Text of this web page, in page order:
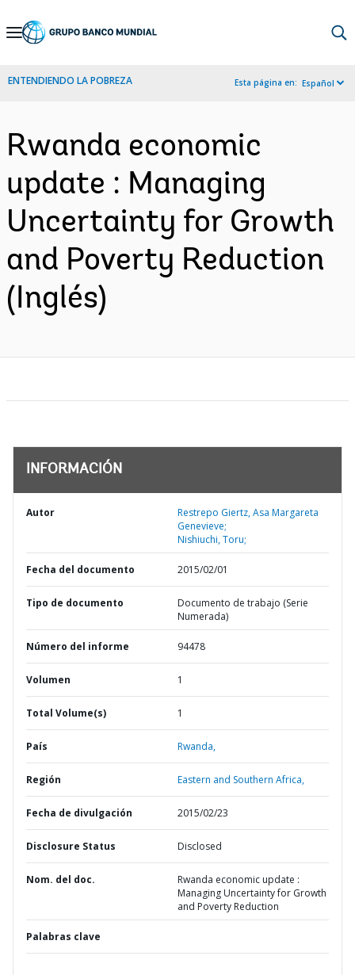
Skip
Navigation
ENTENDIENDO LA POBREZA Esta página en: Español
Rwanda economic
update : Managing
Uncertainty for Growth
and Poverty Reduction
(Inglés)
INFORMACIÓN
Autor
Restrepo Giertz, Asa Margareta
Genevieve;
Nishiuchi, Toru;
Fecha del documento 2015/02/01
Tipo de documento
Documento de trabajo (Serie
Numerada)
Número del informe 94478
Volumen 1
Total Volume(s) 1
País Rwanda,
Región Eastern and Southern Africa,
Fecha de divulgación 2015/02/23
Disclosure Status Disclosed
Nom. del doc.
Rwanda economic update :
Managing Uncertainty for Growth
and Poverty Reduction
Palabras clave